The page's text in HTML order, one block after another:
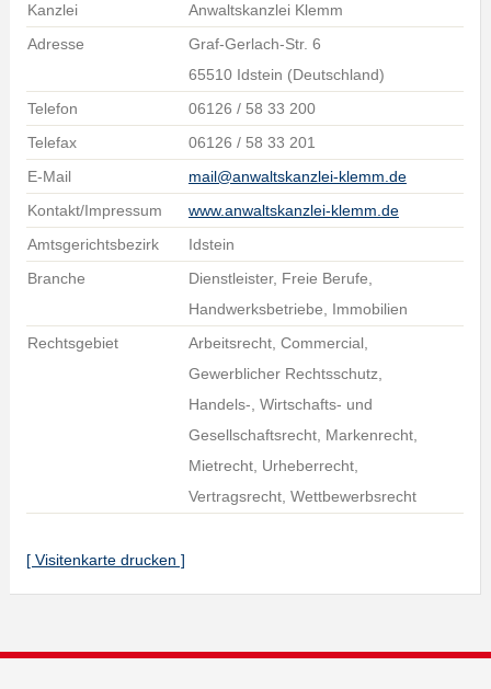
Kanzlei
Anwaltskanzlei Klemm
Adresse
Graf-Gerlach-Str. 6
65510 Idstein (Deutschland)
Telefon
06126 / 58 33 200
Telefax
06126 / 58 33 201
E-Mail
mail@anwaltskanzlei-klemm.de
Kontakt/Impressum
www.anwaltskanzlei-klemm.de
Amtsgerichtsbezirk
Idstein
Branche
Dienstleister, Freie Berufe,
Handwerksbetriebe, Immobilien
Rechtsgebiet
Arbeitsrecht, Commercial,
Gewerblicher Rechtsschutz,
Handels-, Wirtschafts- und
Gesellschaftsrecht, Markenrecht,
Mietrecht, Urheberrecht,
Vertragsrecht, Wettbewerbsrecht
[ Visitenkarte drucken ]